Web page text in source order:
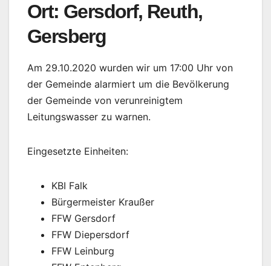
Ort: Gersdorf, Reuth,
Gersberg
Am 29.10.2020 wurden wir um 17:00 Uhr von
der Gemeinde alarmiert um die Bevölkerung
der Gemeinde von verunreinigtem
Leitungswasser zu warnen.
Eingesetzte Einheiten:
KBI Falk
Bürgermeister Kraußer
FFW Gersdorf
FFW Diepersdorf
FFW Leinburg